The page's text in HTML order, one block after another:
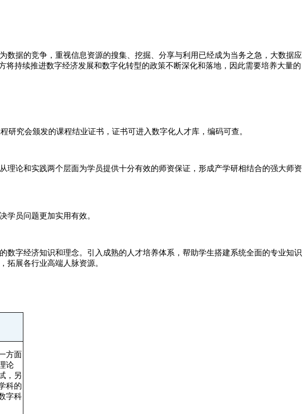
据的竞争，重视信息资源的搜集、挖掘、分享与利用已经成为当务之急，大数据应
持续推进数字经济发展和数字化转型的政策不断深化和落地，因此需要培养大量的
研究会颁发的课程结业证书，证书可进入数字化人才库，编码可查。
论和实践两个层面为学员提供十分有效的师资保证，形成产学研相结合的强大师资
员问题更加实用有效。
字经济知识和理念。引入成熟的人才培养体系，帮助学生搭建系统全面的专业知识
拓展各行业高端人脉资源。
方面
论
，另
科的
字科